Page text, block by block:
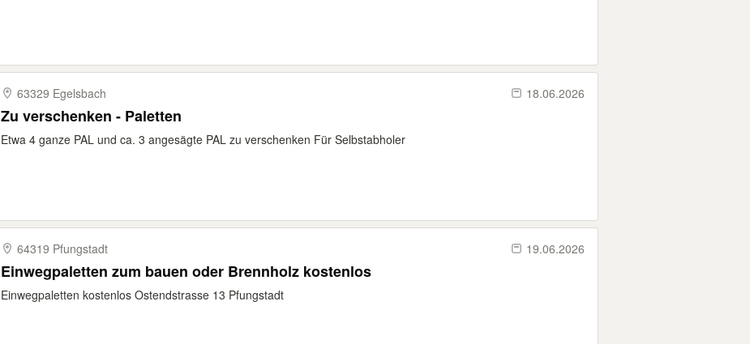
63329 Egelsbach 18.06.2026
Zu verschenken - Paletten
Etwa 4 ganze PAL und ca. 3 angesägte PAL zu verschenken Für Selbstabholer
64319 Pfungstadt 19.06.2026
Einwegpaletten zum bauen oder Brennholz kostenlos
Einwegpaletten kostenlos Ostendstrasse 13 Pfungstadt